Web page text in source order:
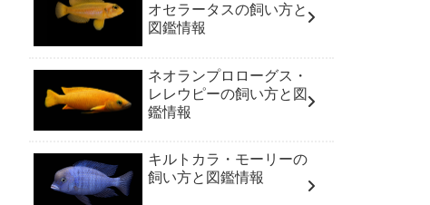
オセラータスの飼い方と
図鑑情報
ネオランプロローグス・
レレウピーの飼い方と図
鑑情報
キルトカラ・モーリーの
飼い方と図鑑情報